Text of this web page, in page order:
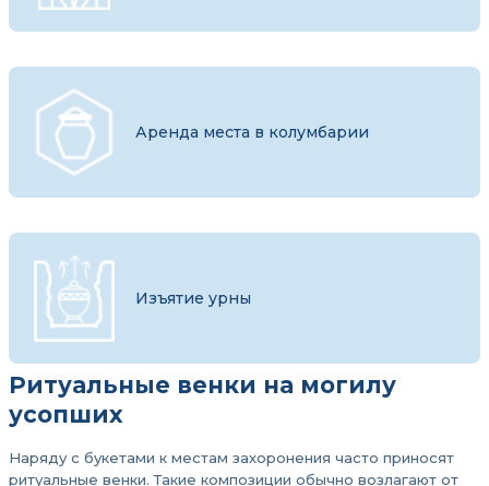
Аренда места в колумбарии
Изъятие урны
Ритуальные венки на могилу
усопших
Наряду с букетами к местам захоронения часто приносят
ритуальные венки. Такие композиции обычно возлагают от